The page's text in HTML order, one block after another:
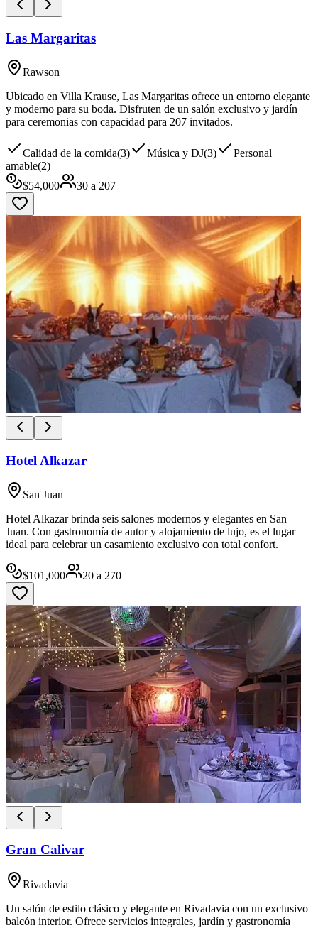
Las Margaritas
Rawson
Ubicado en Villa Krause, Las Margaritas ofrece un entorno elegante
y moderno para su boda. Disfruten de un salón exclusivo y jardín
para ceremonias con capacidad para 207 invitados.
Calidad de la comida(3) Música y DJ(3)
Personal
amable(2)
$54,000 30 a 207
Hotel Alkazar
San Juan
Hotel Alkazar brinda seis salones modernos y elegantes en San
Juan. Con gastronomía de autor y alojamiento de lujo, es el lugar
ideal para celebrar un casamiento exclusivo con total confort.
$101,000 20 a 270
Gran Calivar
Rivadavia
Un salón de estilo clásico y elegante en Rivadavia con un exclusivo
balcón interior. Ofrece servicios integrales, jardín y gastronomía